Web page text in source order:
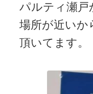
パルティ瀬戸
場所が近いか
頂いてます。